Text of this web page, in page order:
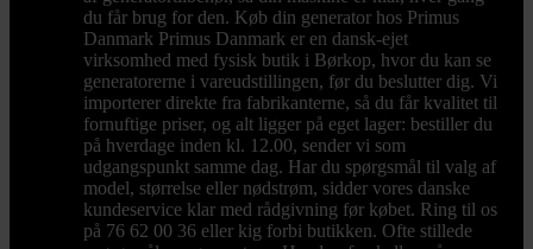
du får brug for den. Køb din generator hos Primus
Danmark Primus Danmark er en dansk-ejet
virksomhed med fysisk butik i Børkop, hvor du kan se
generatorerne i vareudstillingen, før du beslutter dig. Vi
importerer direkte fra fabrikanterne, så du får kvalitet til
fornuftige priser, og alt ligger på eget lager: bestiller du
på hverdage inden kl. 12.00, sender vi som
udgangspunkt samme dag. Har du spørgsmål til valg af
model, størrelse eller nødstrøm, sidder vores danske
kundeservice klar med rådgivning før købet. Ring til os
på 76 62 00 36 eller kig forbi butikken. Ofte stillede